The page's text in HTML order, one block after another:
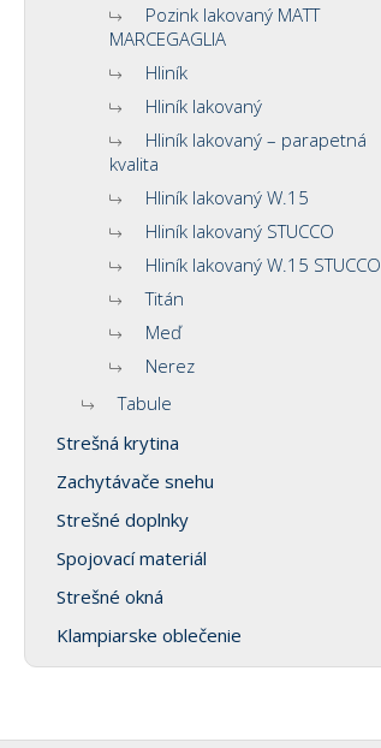
Pozink lakovaný MATT
MARCEGAGLIA
Hliník
Hliník lakovaný
Hliník lakovaný – parapetná
kvalita
Hliník lakovaný W.15
Hliník lakovaný STUCCO
Hliník lakovaný W.15 STUCCO
Titán
Meď
Nerez
Tabule
Strešná krytina
Zachytávače snehu
Strešné doplnky
Spojovací materiál
Strešné okná
Klampiarske oblečenie